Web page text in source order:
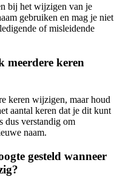
bij het wijzigen van je
gebruiken en mag je niet
of misleidende
meerdere keren
keren wijzigen, maar houd
aantal keren dat je dit kunt
dus verstandig om
naam.
gesteld wanneer